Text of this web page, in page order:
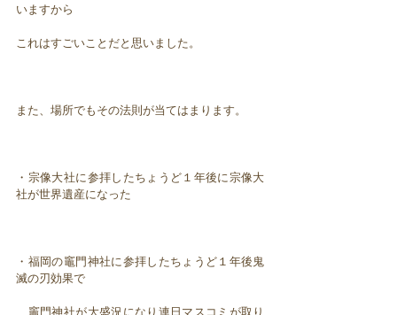
いますから
これはすごいことだと思いました。
また、場所でもその法則が当てはまります。
・宗像大社に参拝したちょうど１年後に宗像大
社が世界遺産になった
・福岡の竈門神社に参拝したちょうど１年後鬼
滅の刃効果で
竈門神社が大盛況になり連日マスコミが取り